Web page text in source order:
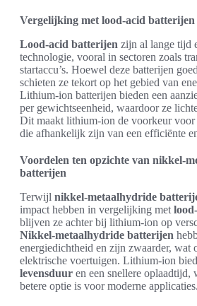
Vergelijking met lood-acid batterijen
Lood-acid batterijen zijn al lange tijd
technologie, vooral in sectoren zoals
startaccu’s. Hoewel deze batterijen
schieten ze tekort op het gebied van
Lithium-ion batterijen bieden een
per gewichtseenheid, waardoor ze
Dit maakt lithium-ion de voorkeur voor
die afhankelijk zijn van een efficiënte
Voordelen ten opzichte van nikkel-
batterijen
Terwijl nikkel-metaalhydride
impact hebben in vergelijking met
blijven ze achter bij lithium-ion op
Nikkel-metaalhydride batterijen
energiedichtheid en zijn zwaarder, wat
elektrische voertuigen. Lithium-ion
levensduur en een snellere oplaadtijd,
betere optie is voor moderne applicaties.